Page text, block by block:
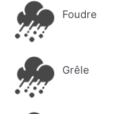
Foudre
Grêle